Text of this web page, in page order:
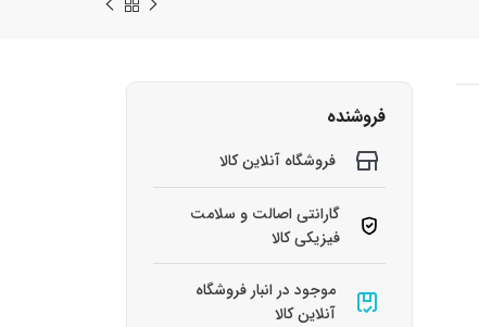
فروشنده
فروشگاه آنلاین کالا
گارانتی اصالت و سلامت
فیزیکی کالا
موجود در انبار فروشگاه
آنلاین کالا